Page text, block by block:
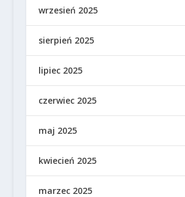
wrzesień 2025
sierpień 2025
lipiec 2025
czerwiec 2025
maj 2025
kwiecień 2025
marzec 2025